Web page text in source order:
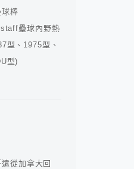
棒
壘球內野熱
型、1975型、
型)
從加拿大回